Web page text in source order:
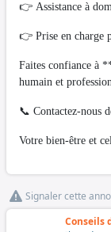
👉 Assistance à
👉 Prise en charge
Faites confiance à
humain et
📞 Contactez-nous
Votre bien-être et
Signaler cette
Conseils